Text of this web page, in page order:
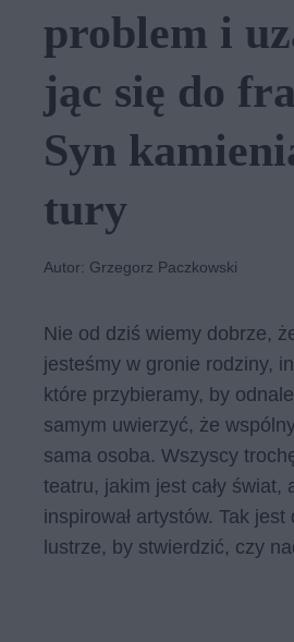
pro­blem i
jąc się do
Syn
tu­ry
Autor: Grzegorz Paczkowski
Nie od dziś wiemy dobrze,
jesteśmy w gronie rodziny,
które przybieramy, by
samym uwierzyć, że
sama osoba. Wszyscy
teatru, jakim jest cały świat,
inspirował artystów. Tak
lustrze, by stwierdzić, czy